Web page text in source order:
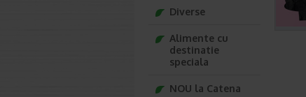
Diverse
Alimente cu
destinatie
speciala
NOU la Catena